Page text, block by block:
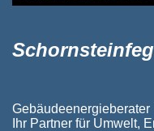
Ihr Partner für Umwelt,